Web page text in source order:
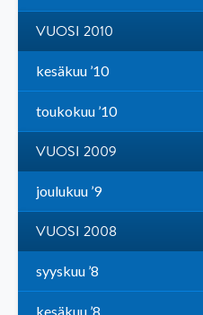
VUOSI 2010
kesäkuu ’10
toukokuu ’10
VUOSI 2009
joulukuu ’9
VUOSI 2008
syyskuu ’8
kesäkuu ’8